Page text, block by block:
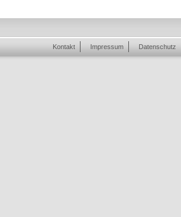
Kontakt Impressum Datenschutz